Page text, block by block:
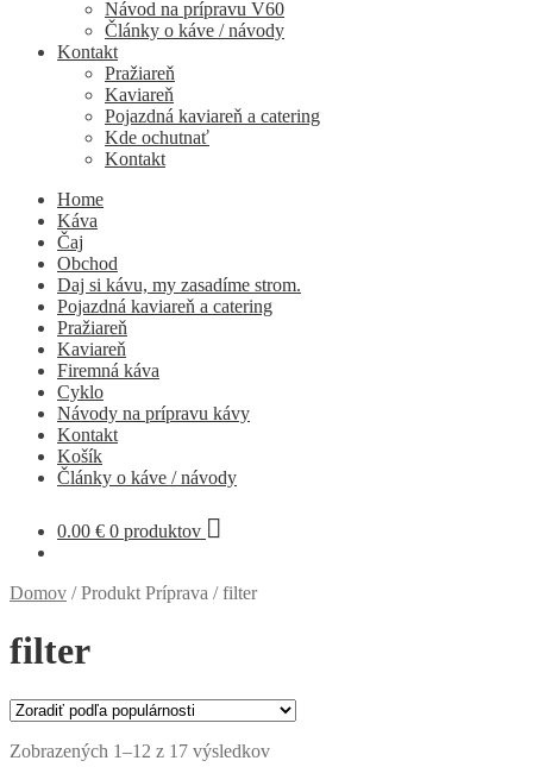
Návod na prípravu V60
Články o káve / návody
Kontakt
Pražiareň
Kaviareň
Pojazdná kaviareň a catering
Kde ochutnať
Kontakt
Home
Káva
Čaj
Obchod
Daj si kávu, my zasadíme strom.
Pojazdná kaviareň a catering
Pražiareň
Kaviareň
Firemná káva
Cyklo
Návody na prípravu kávy
Kontakt
Košík
Články o káve / návody
0.00 € 0 produktov
Domov /Produkt Príprava /filter
filter
Zobrazených 1–12 z 17 výsledkovZoradené